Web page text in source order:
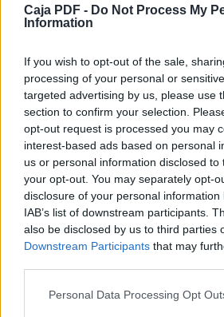
Caja PDF - Do Not Process My
Information
If you wish to opt-out of the sale,
processing of your personal or
targeted advertising by us, please use
section to confirm your selection.
opt-out request is processed you may
interest-based ads based on personal
us or personal information disclosed
your opt-out. You may separately opt-
disclosure of your personal
IAB’s list of downstream participants.
also be disclosed by us to third parties
Downstream Participants that may
Personal Data Processing Opt
26 Diciembre 2020 (1 archivos
Caja PDF
Sobre Caja PDF
Cargar un archivo
Caja de instrumento
Preguntas frecuentes
Aviso legal
Términos de Uso del sitio
Contacto
Mi cuenta